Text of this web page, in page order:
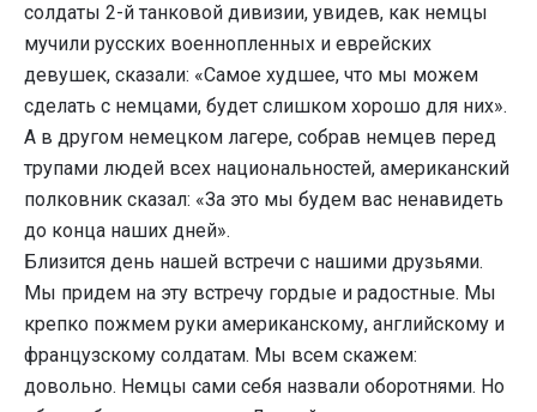
солдаты 2-й танковой дивизии, увидев, как немцы
мучили русских военнопленных и еврейских
девушек, сказали: «Самое худшее, что мы можем
сделать с немцами, будет слишком хорошо для них».
А в другом немецком лагере, собрав немцев перед
трупами людей всех национальностей, американский
полковник сказал: «За это мы будем вас ненавидеть
до конца наших дней».
Близится день нашей встречи с нашими друзьями.
Мы придем на эту встречу гордые и радостные. Мы
крепко пожмем руки американскому, английскому и
французскому солдатам. Мы всем скажем:
довольно. Немцы сами себя назвали оборотнями. Но